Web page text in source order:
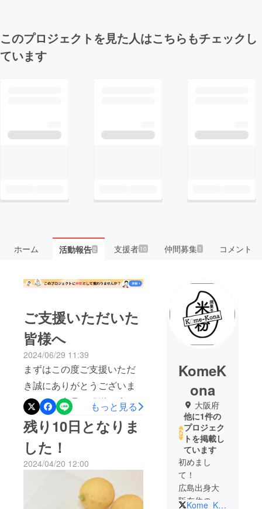
このプロジェクトを見た人はこちらもチェックし
ています
ホーム 活動報告2 支援者 10 仲間募集 1 コメント
ご支援いただいた
皆様へ
2024/06/29 11:39
まずはこの度ご支援いただ
き誠にありがとうございま
す。また商品の発送が大変
遅くなり申し訳ございませ
ん。現在当店のオーブンの
調子が悪く1日に作成できる
量が半減いたしました。そ
のため随時配送となりもう
しばらく発送が遅れる見込
もっと見る
残り10日となりま
した！
2024/04/20 12:00
KomeK
ona
大阪府
他に1件の
プロジェク
トを掲載し
ています
初めまし
て！
広島出身大
阪在住の
Kome_Kona0131